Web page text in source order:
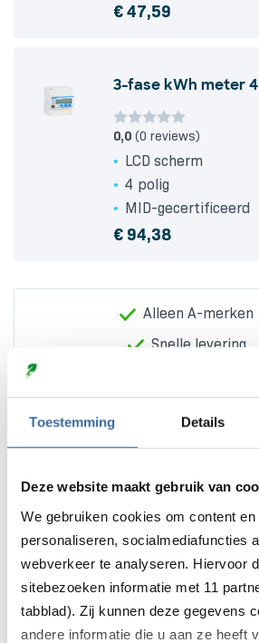
Toestemming Details
Deze website maakt gebruik van
We gebruiken cookies om content
personaliseren, socialmediafuncties
webverkeer te analyseren. Hiervoor
sitebezoeken informatie met 11
tabblad). Zij kunnen deze gegevens
andere informatie die u aan ze heeft
€47,59
3-fase kWh meter
0,0 (0 reviews)
LCD scherm
4 polig
MID-gecertificeerd
€ 94,38
Alleen A-merken
Snelle levering
Grondkabel
(per 100 meter)
0,0 (0 reviews)
3 - fase
4 - aderig